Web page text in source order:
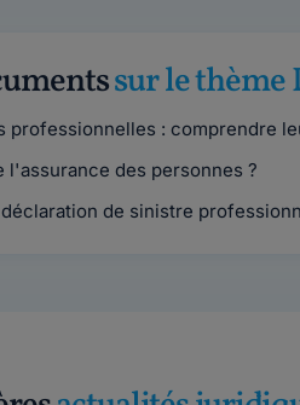
sur le thème
professionnelles : comprendre
l'assurance des personnes ?
de sinistre